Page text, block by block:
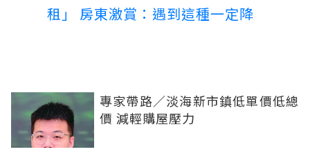
租」 房東激賞：遇到這種一定降
專家帶路／淡海新市鎮低單價低總
價 減輕購屋壓力